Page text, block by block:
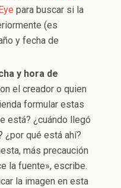
para buscar si la
(es
y fecha de
y hora de
el creador o quien
formular estas
está? ¿cuándo llegó
¿por qué está ahí?
más precaución
la fuente», escribe.
la imagen en esta